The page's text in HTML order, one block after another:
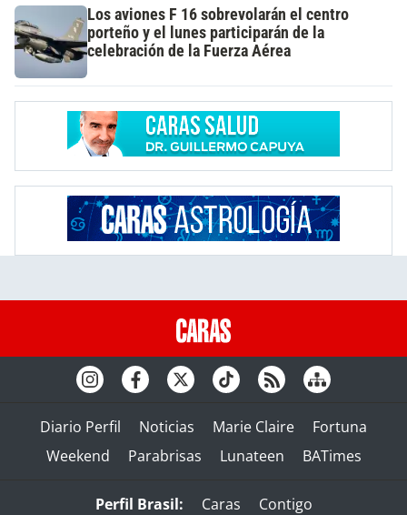
Los aviones F 16 sobrevolarán el centro
porteño y el lunes participarán de la
celebración de la Fuerza Aérea
Diario Perfil Noticias Marie Claire
Fortuna
Weekend
Parabrisas Lunateen BATimes
Perfil Brasil: Caras Contigo